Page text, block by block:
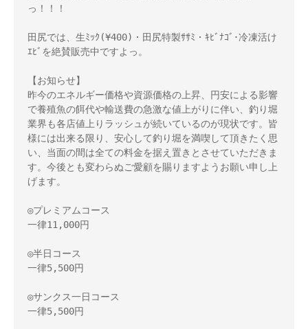
っ！！！
田尻では、生ﾐｯｸ(¥400)・田尻特製ｻｻﾐ・ｷﾋﾞﾅｺﾞ･冷凍活け
ｴﾋﾞを絶賛販売中ですよっ。
【お知らせ】
昨今のエネルギー価格や資源価格の上昇、円安による影響
で養殖魚の餌代や輸送費の急激な値上がりに伴い、釣り堀
業界も各店値上りラッシュが続いているのが現状です。皆
様には出来る限り、安心して釣り堀を満喫して頂きたく思
い、当面の間は全ての料金を据え置きとさせていただきま
す。今後とも変わらぬご愛顧を賜りますようお願い申し上
げます。
◎プレミアムコース
一律11,000円
◎半日コース
一律5,500円
◎サンクス一日コース
一律5,500円